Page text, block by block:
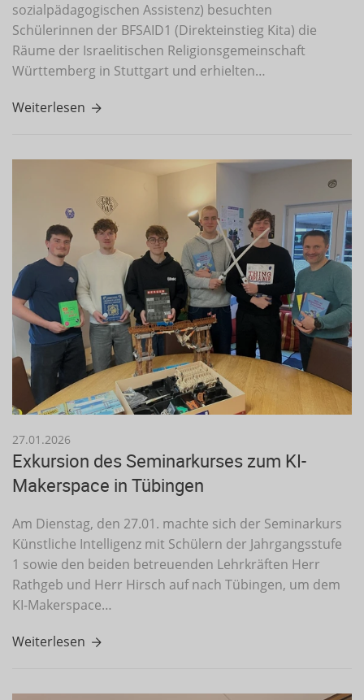
sozialpädagogischen Assistenz) besuchten
Schülerinnen der BFSAID1 (Direkteinstieg Kita) die
Räume der Israelitischen Religionsgemeinschaft
Württemberg in Stuttgart und erhielten…
Weiterlesen
27.01.2026
Exkursion des Seminarkurses zum KI-
Makerspace in Tübingen
Am Dienstag, den 27.01. machte sich der Seminarkurs
Künstliche Intelligenz mit Schülern der Jahrgangsstufe
1 sowie den beiden betreuenden Lehrkräften Herr
Rathgeb und Herr Hirsch auf nach Tübingen, um dem
KI-Makerspace…
Weiterlesen